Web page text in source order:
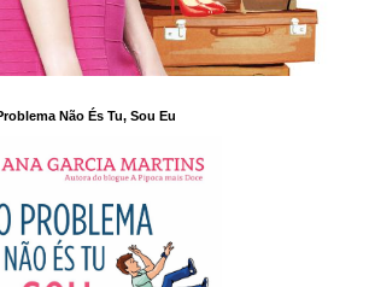
Não És Tu, Sou Eu